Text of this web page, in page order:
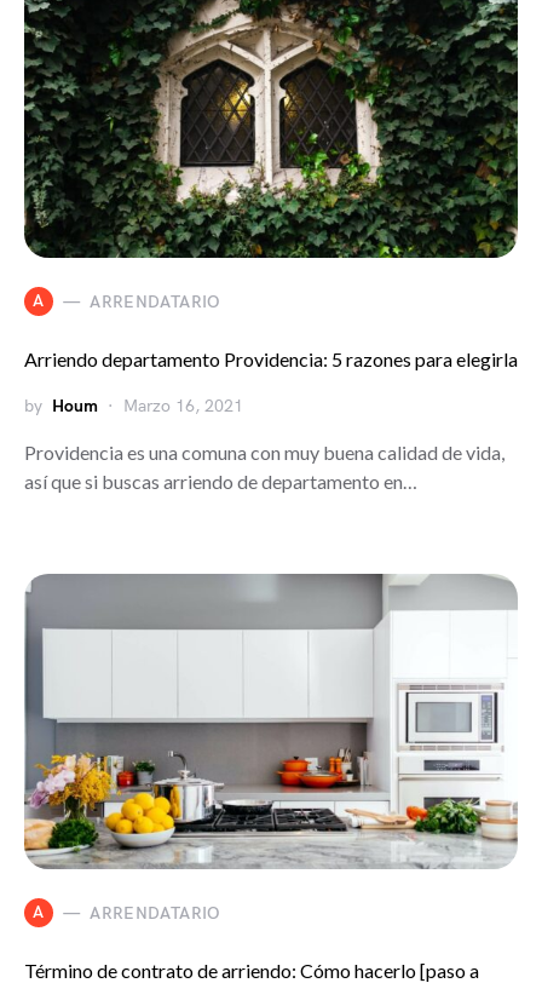
A ARRENDATARIO
Arriendo departamento Providencia: 5 razones para elegirla
by Houm Marzo 16, 2021
Providencia es una comuna con muy buena calidad de vida,
así que si buscas arriendo de departamento en…
A ARRENDATARIO
Término de contrato de arriendo: Cómo hacerlo [paso a